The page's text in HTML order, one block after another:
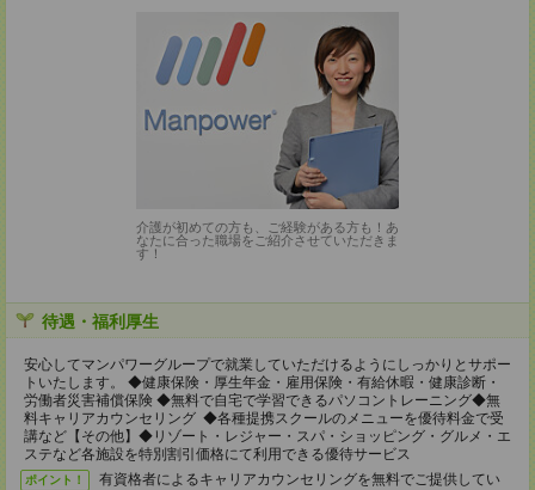
介護が初めての方も、ご経験がある方も！あ
なたに合った職場をご紹介させていただきま
す！
待遇・福利厚生
安心してマンパワーグループで就業していただけるようにしっかりとサポー
トいたします。 ◆健康保険・厚生年金・雇用保険・有給休暇・健康診断・
労働者災害補償保険 ◆無料で自宅で学習できるパソコントレーニング◆無
料キャリアカウンセリング ◆各種提携スクールのメニューを優待料金で受
講など【その他】◆リゾート・レジャー・スパ・ショッピング・グルメ・エ
ステなど各施設を特別割引価格にて利用できる優待サービス
ポイント！
有資格者によるキャリアカウンセリングを無料でご提供してい